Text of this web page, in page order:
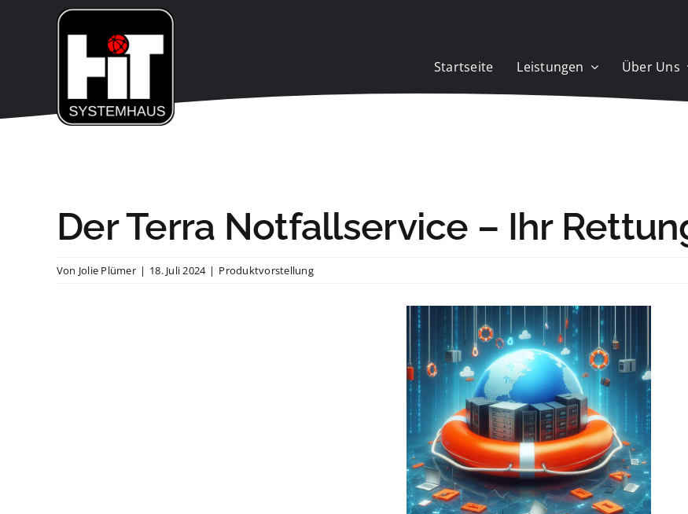
Startseite
Leistungen Über Uns
Der Terra Notfallservice – Ihr
Von Jolie Plümer | 18. Juli 2024 | Produktvorstellung